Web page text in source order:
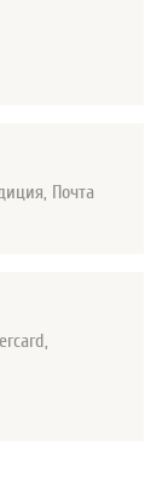
Почта